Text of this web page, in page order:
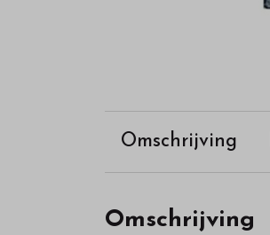
Omschrijving
Omschrijving